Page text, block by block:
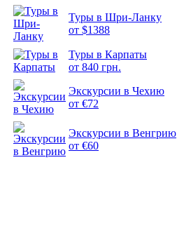
Туры в Шри-Ланку
от $1388
Туры в Карпаты
от 840 грн.
Экскурсии в Чехию
от €72
Экскурсии в Венгрию
от €60